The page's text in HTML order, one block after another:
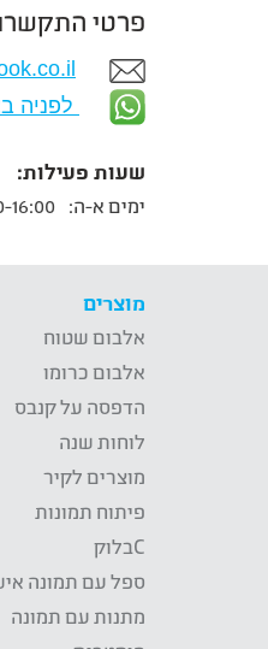
פרטי
לפניה
שעות פעילות:
ימים א-ה:
מוצרים
אלבום שטוח
אלבום כרומו
הדפסה על קנבס
לוחות שנה
מוצרים לקיר
פיתוח תמונות
Cבלוק
ספל עם תמונה
מתנות עם תמונה